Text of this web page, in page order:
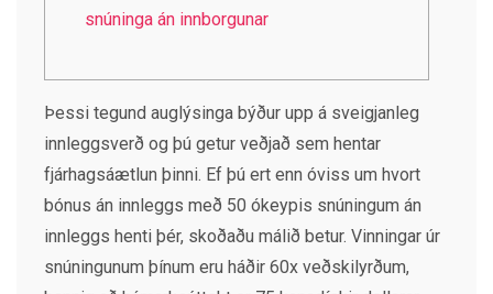
snúninga án innborgunar
Þessi tegund auglýsinga býður upp á sveigjanleg
innleggsverð og þú getur veðjað sem hentar
fjárhagsáætlun þinni. Ef þú ert enn óviss um hvort
bónus án innleggs með 50 ókeypis snúningum án
innleggs henti þér, skoðaðu málið betur. Vinningar úr
snúningunum þínum eru háðir 60x veðskilyrðum,